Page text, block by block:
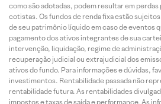
como são adotadas, podem resultar em
cotistas. Os fundos de renda fixa estão
de seu patrimônio líquido em caso de eventos
pagamento dos ativos integrantes de sua
intervenção, liquidação, regime de
recuperação judicial ou extrajudicial dos
ativos do fundo. Para informações e dúvidas,
investimentos. Rentabilidade passada não
rentabilidade futura. As rentabilidades
impostos e taxas de saída e performance. As